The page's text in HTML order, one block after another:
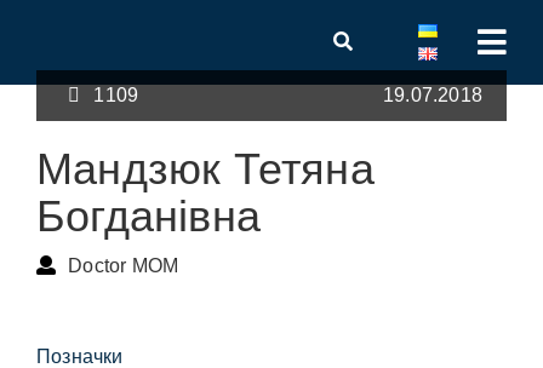
1109 19.07.2018
Мандзюк Тетяна
Богданівна
Doctor MOM
Позначки